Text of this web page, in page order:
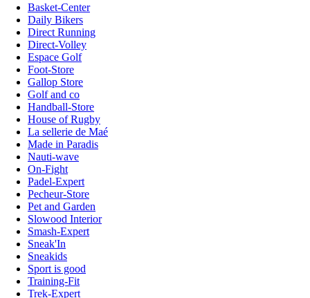
Basket-Center
Daily Bikers
Direct Running
Direct-Volley
Espace Golf
Foot-Store
Gallop Store
Golf and co
Handball-Store
House of Rugby
La sellerie de Maé
Made in Paradis
Nauti-wave
On-Fight
Padel-Expert
Pecheur-Store
Pet and Garden
Slowood Interior
Smash-Expert
Sneak'In
Sneakids
Sport is good
Training-Fit
Trek-Expert